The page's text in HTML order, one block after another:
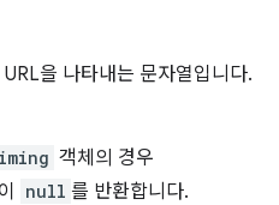
을 나타내는 문자열입니다.
객체의 경우
null 를 반환합니다.